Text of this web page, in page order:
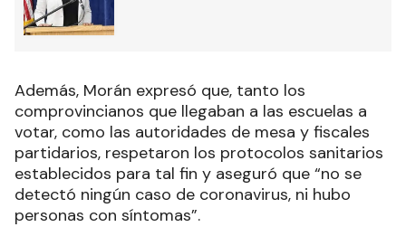
Además, Morán expresó que, tanto los
comprovincianos que llegaban a las escuelas a
votar, como las autoridades de mesa y fiscales
partidarios, respetaron los protocolos sanitarios
establecidos para tal fin y aseguró que “no se
detectó ningún caso de coronavirus, ni hubo
personas con síntomas”.